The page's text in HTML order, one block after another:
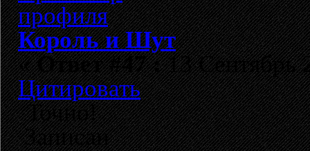
Король и Шут
«Ответ #47 :13 Сентябрь
Цитировать
Точно!
Записан